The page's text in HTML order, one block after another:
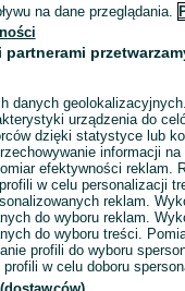
na dane przeglądania.
partnerami
danych
urządzenia do
dzięki statystyce lub
informacji
efektywności reklam.
w celu personalizacji
reklam.
do wyboru reklam.
do wyboru treści.
profili do wyboru
w celu doboru